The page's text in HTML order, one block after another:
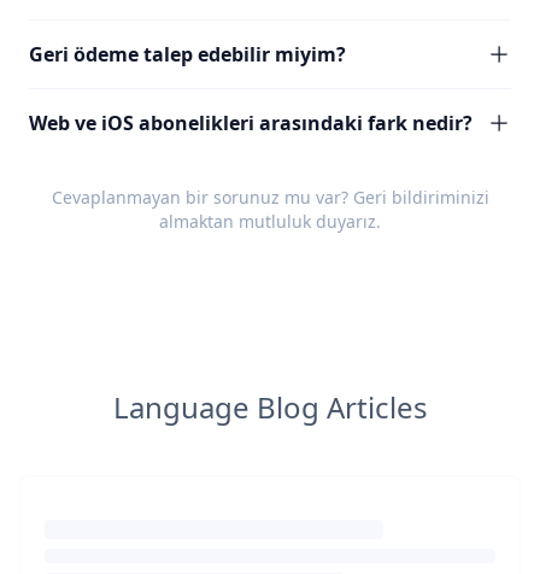
Geri ödeme talep edebilir miyim?
Web ve iOS abonelikleri arasındaki fark nedir?
Cevaplanmayan bir sorunuz mu var? Geri bildiriminizi
almaktan mutluluk duyarız.
Language Blog Articles